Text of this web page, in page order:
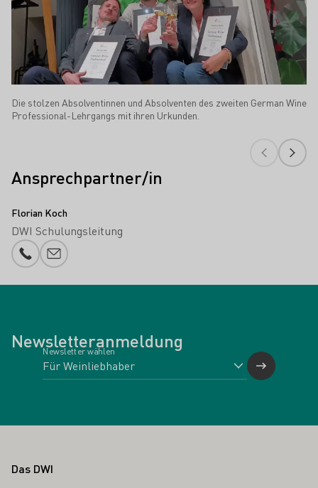
Die stolzen Absolventinnen und Absolventen des zweiten German Wine
Professional-Lehrgangs mit ihren Urkunden.
Ansprechpartner/in
Florian Koch
DWI Schulungsleitung
Telefonnummer
E-Mail-Adresse
Newsletteranmeldung
Newsletter wählen
Fußbereich
Das DWI